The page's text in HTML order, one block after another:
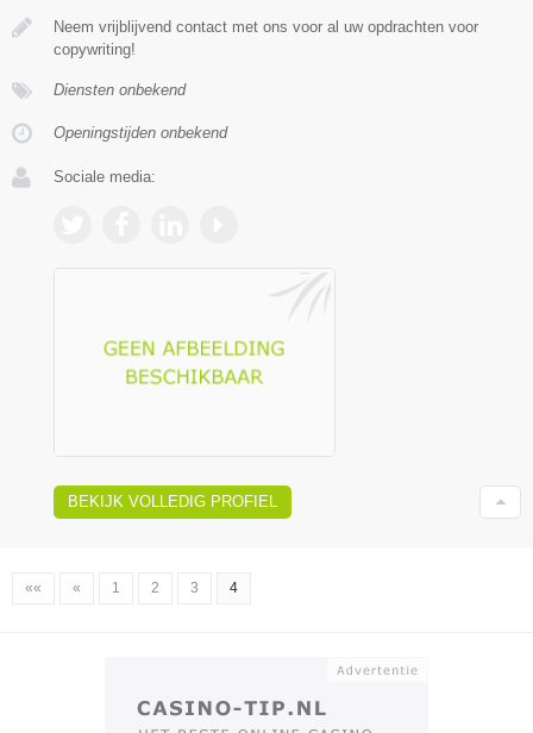
Neem vrijblijvend contact met ons voor al uw opdrachten voor
copywriting!
Diensten onbekend
Openingstijden onbekend
Sociale media:
BEKIJK VOLLEDIG PROFIEL
«« « 1 2 3 4